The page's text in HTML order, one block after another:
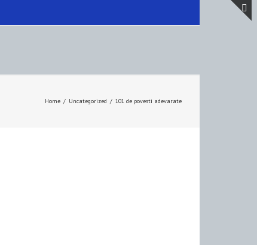
Home / Uncategorized / 101 de povesti adevarate